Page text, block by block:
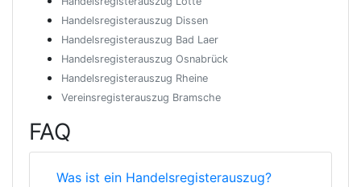
Handelsregisterauszug Dissen
Handelsregisterauszug Bad Laer
Handelsregisterauszug Osnabrück
Handelsregisterauszug Rheine
Vereinsregisterauszug Bramsche
FAQ
Was ist ein Handelsregisterauszug?